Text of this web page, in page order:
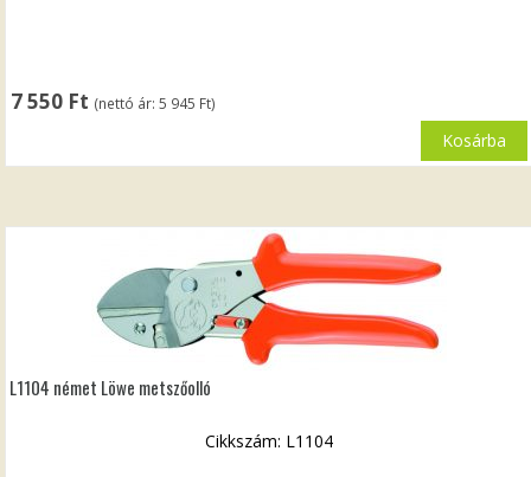
7 550 Ft (nettó ár:5 945 Ft)
Kosárba
L1104 német Löwe metszőolló
Cikkszám: L1104